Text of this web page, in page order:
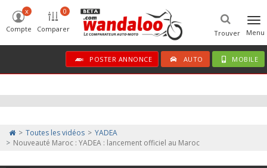
Menu
Trouver
x
Compte
0
Comparer
POSTER ANNONCE AUTO MOBILE
Toutes les vidéos
YADEA
Nouveauté Maroc : YADEA : lancement officiel au Maroc